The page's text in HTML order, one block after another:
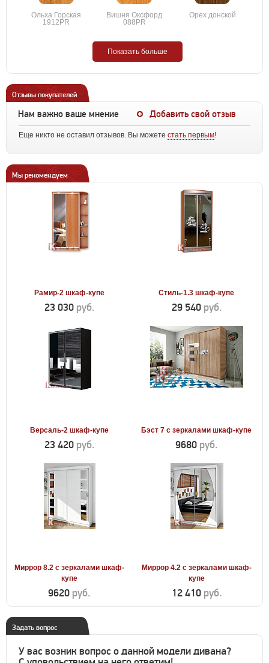
Ольха Горская
1912PR
Вишня Оксфорд
088PR
Орех донской
Показать больше
Отзывы покупателей
Нам важно ваше мнение Добавить свой отзыв
Еще никто не оставил отзывов. Вы можете стать первым!
Мы рекомендуем
Рамир-2 шкаф-купе
23 030 руб.
Стиль-1.3 шкаф-купе
29 540 руб.
Версаль-2 шкаф-купе
23 420 руб.
Бэст 7 с зеркалами шкаф-купе
9680 руб.
Миррор 8.2 с зеркалами шкаф-
купе
9620 руб.
Миррор 4.2 с зеркалами шкаф-
купе
12 410 руб.
Задать вопрос
У вас возник вопрос о данной модели дивана?